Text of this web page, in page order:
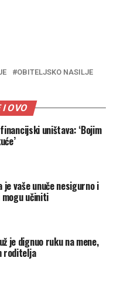
OBITELJSKO NASILJE
I OVO
uništava: ‘Bojim
je vaše unuče nesigurno i
učiniti
je dignuo ruku na mene,
roditelja